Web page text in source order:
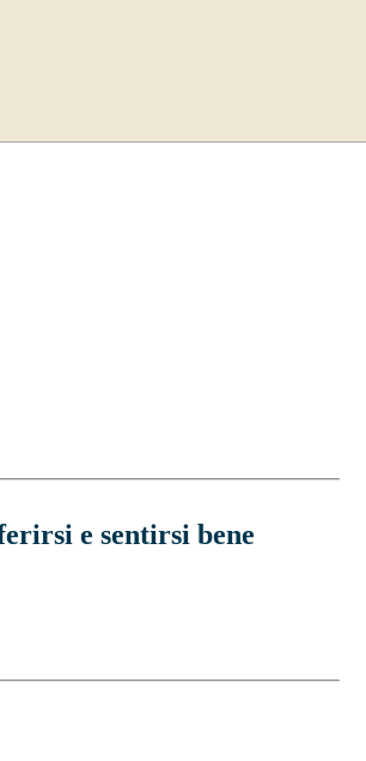
e sentirsi bene